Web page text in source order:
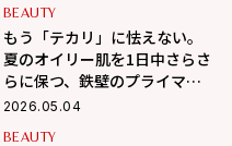
BEAUTY
もう「テカリ」に怯えない。
夏のオイリー肌を1日中さらさ
らに保つ、鉄壁のプライマー3
選
2026.05.04
BEAUTY